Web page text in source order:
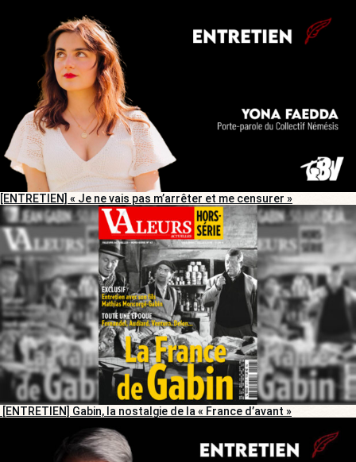
[ENTRETIEN] « Je ne vais pas m’arrêter et me censurer »
[ENTRETIEN] Gabin, la nostalgie de la « France d’avant »